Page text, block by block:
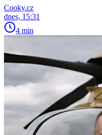
Cooky.cz
dnes, 15:31
4 min